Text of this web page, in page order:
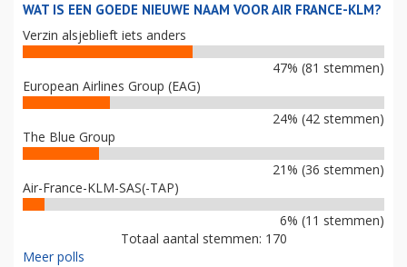
WAT IS EEN GOEDE NIEUWE NAAM VOOR AIR FRANCE-KLM?
Verzin alsjeblieft iets anders
47% (81 stemmen)
European Airlines Group (EAG)
24% (42 stemmen)
The Blue Group
21% (36 stemmen)
Air-France-KLM-SAS(-TAP)
6% (11 stemmen)
Totaal aantal stemmen: 170
Meer polls